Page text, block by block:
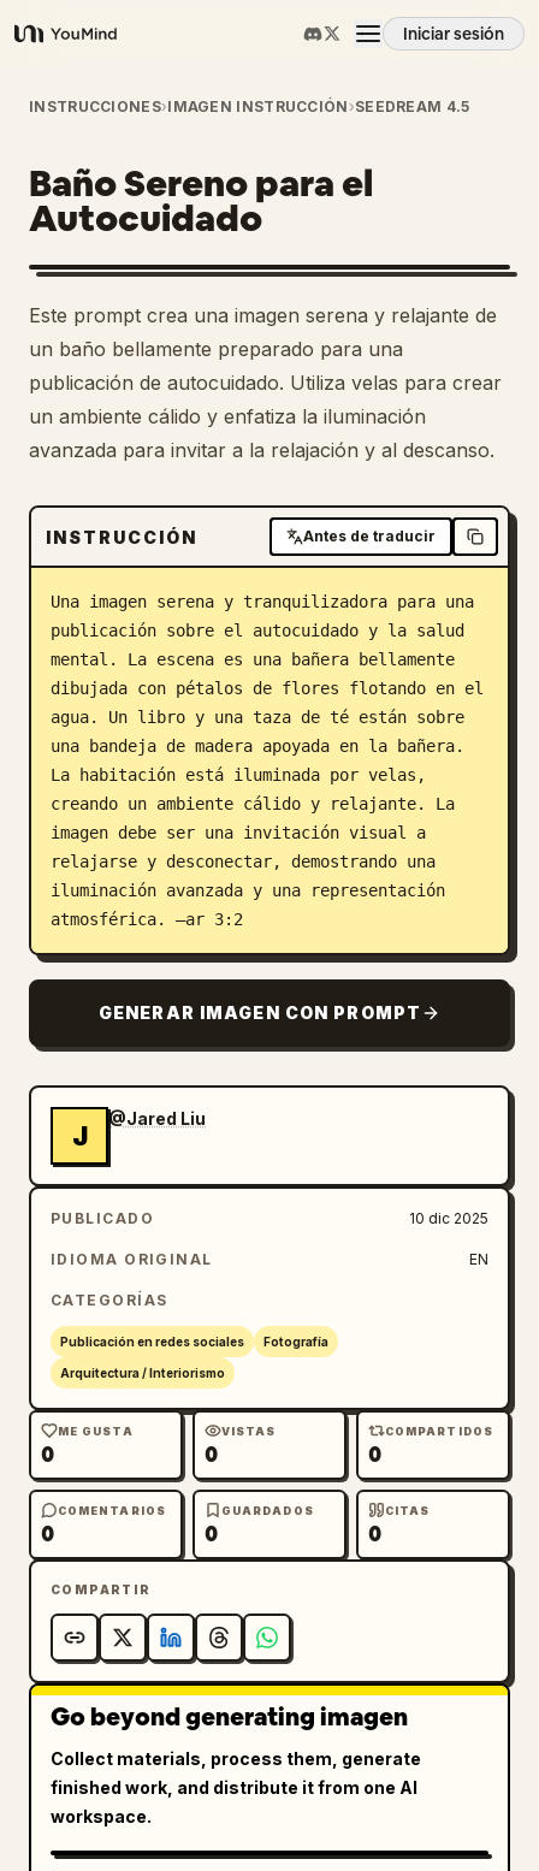
YouMind
Iniciar sesión
Resumen
Casos de uso
Habilidades
Prompts
Precios
Blog
Actualizaciones
INSTRUCCIONES›IMAGEN INSTRUCCIÓN ›SEEDREAM 4.5
Baño Sereno para el
Autocuidado
Este prompt crea una imagen serena y relajante de
un baño bellamente preparado para una
publicación de autocuidado. Utiliza velas para crear
un ambiente cálido y enfatiza la iluminación
avanzada para invitar a la relajación y al descanso.
INSTRUCCIÓN Antes de traducir
Una imagen serena y tranquilizadora para una
publicación sobre el autocuidado y la salud
mental. La escena es una bañera bellamente
dibujada con pétalos de flores flotando en el
agua. Un libro y una taza de té están sobre
una bandeja de madera apoyada en la bañera.
La habitación está iluminada por velas,
creando un ambiente cálido y relajante. La
imagen debe ser una invitación visual a
relajarse y desconectar, demostrando una
iluminación avanzada y una representación
atmosférica. –ar 3:2
GENERAR IMAGEN CON PROMPT
J
@Jared Liu
PUBLICADO 10 dic 2025
IDIOMA ORIGINAL EN
CATEGORÍAS
Publicación en redes sociales Fotografía
Arquitectura / Interiorismo
ME GUSTA
0
VISTAS
0
COMPARTIDOS
0
COMENTARIOS
0
GUARDADOS
0
CITAS
0
COMPARTIR
Go beyond generating imagen
Collect materials, process them, generate
finished work, and distribute it from one AI
workspace.